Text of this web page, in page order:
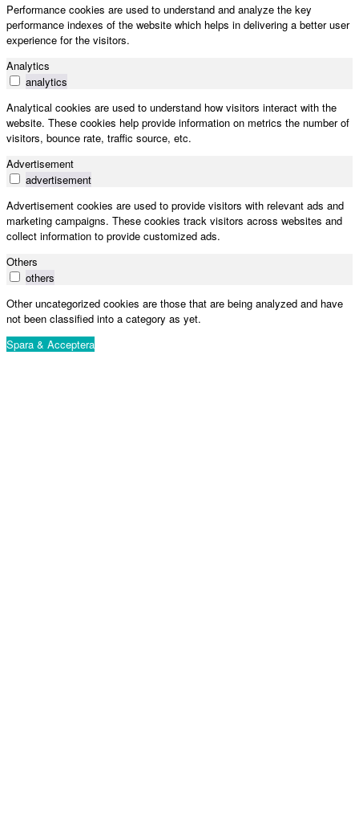
Performance cookies are used to understand and analyze the key
performance indexes of the website which helps in delivering a better user
experience for the visitors.
Analytics
analytics
Analytical cookies are used to understand how visitors interact with the
website. These cookies help provide information on metrics the number of
visitors, bounce rate, traffic source, etc.
Advertisement
advertisement
Advertisement cookies are used to provide visitors with relevant ads and
marketing campaigns. These cookies track visitors across websites and
collect information to provide customized ads.
Others
others
Other uncategorized cookies are those that are being analyzed and have
not been classified into a category as yet.
Spara & Acceptera